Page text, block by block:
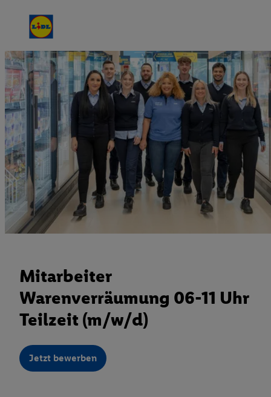
Mitarbeiter
Warenverräumung 06-11 Uhr
Teilzeit (m/w/d)
Jetzt bewerben